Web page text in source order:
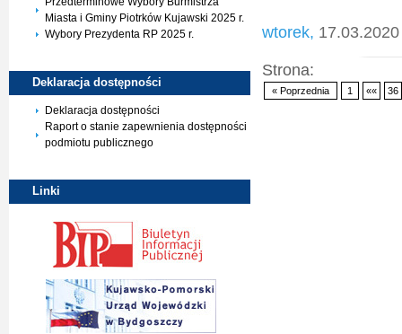
Miasta i Gminy Piotrków Kujawski 2025 r.
Wybory Prezydenta RP 2025 r.
Deklaracja dostępności
Deklaracja dostępności
Raport o stanie zapewnienia dostępności
podmiotu publicznego
Linki
wtorek,
Strona:
« Poprzednia 1 «« 36